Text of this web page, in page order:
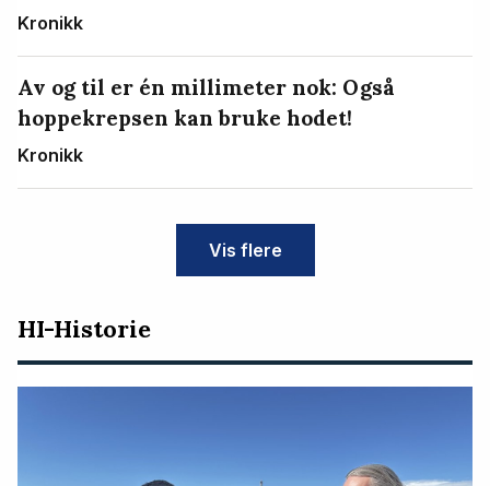
Kronikk
Av og til er én millimeter nok: Også
hoppekrepsen kan bruke hodet!
Kronikk
Vis flere
HI-Historie